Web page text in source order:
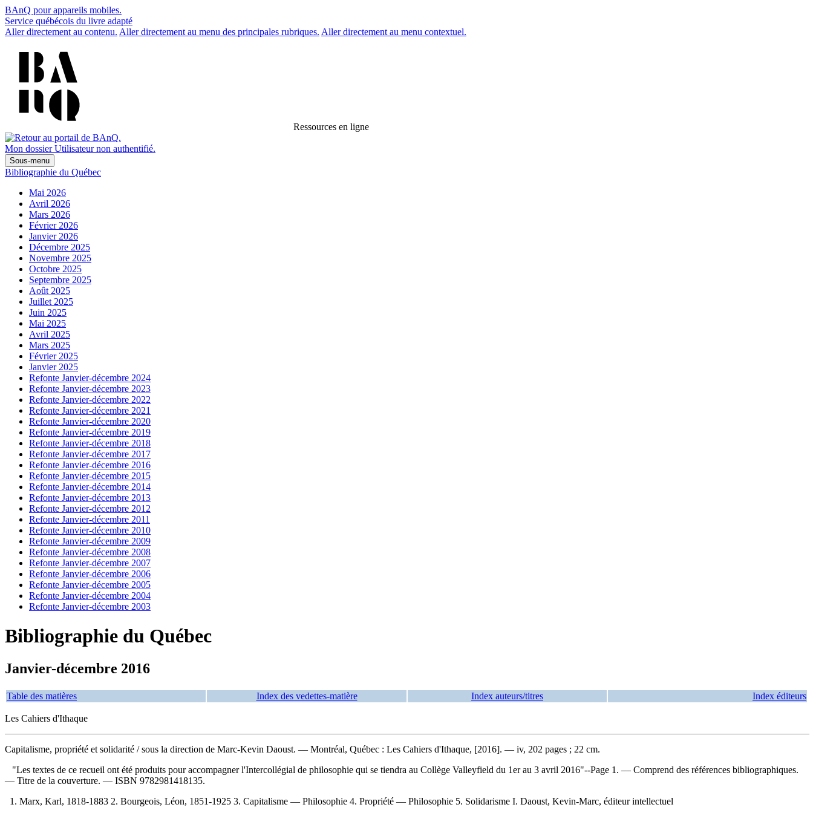
BAnQ pour appareils mobiles.
Service québécois du livre adapté
Aller directement au contenu. Aller directement au menu des principales rubriques. Aller directement au menu contextuel.
Ressources en ligne
Mon dossier Utilisateur non authentifié.
Sous-menu
Bibliographie du Québec
Mai 2026
Avril 2026
Mars 2026
Février 2026
Janvier 2026
Décembre 2025
Novembre 2025
Octobre 2025
Septembre 2025
Août 2025
Juillet 2025
Juin 2025
Mai 2025
Avril 2025
Mars 2025
Février 2025
Janvier 2025
Refonte Janvier-décembre 2024
Refonte Janvier-décembre 2023
Refonte Janvier-décembre 2022
Refonte Janvier-décembre 2021
Refonte Janvier-décembre 2020
Refonte Janvier-décembre 2019
Refonte Janvier-décembre 2018
Refonte Janvier-décembre 2017
Refonte Janvier-décembre 2016
Refonte Janvier-décembre 2015
Refonte Janvier-décembre 2014
Refonte Janvier-décembre 2013
Refonte Janvier-décembre 2012
Refonte Janvier-décembre 2011
Refonte Janvier-décembre 2010
Refonte Janvier-décembre 2009
Refonte Janvier-décembre 2008
Refonte Janvier-décembre 2007
Refonte Janvier-décembre 2006
Refonte Janvier-décembre 2005
Refonte Janvier-décembre 2004
Refonte Janvier-décembre 2003
Bibliographie du Québec
Janvier-décembre 2016
Table des matières Index des vedettes-matière Index auteurs/titres Index éditeurs
Les Cahiers d'Ithaque
Capitalisme, propriété et solidarité / sous la direction de Marc-Kevin Daoust. — Montréal, Québec : Les Cahiers d'Ithaque, [2016]. — iv, 202 pages ; 22 cm.
"Les textes de ce recueil ont été produits pour accompagner l'Intercollégial de philosophie qui se tiendra au Collège Valleyfield du 1er au 3 avril 2016"--Page 1. — Comprend des références bibliographiques.
— Titre de la couverture. — ISBN 9782981418135.
1. Marx, Karl, 1818-1883 2. Bourgeois, Léon, 1851-1925 3. Capitalisme — Philosophie 4. Propriété — Philosophie 5. Solidarisme I. Daoust, Kevin-Marc, éditeur intellectuel